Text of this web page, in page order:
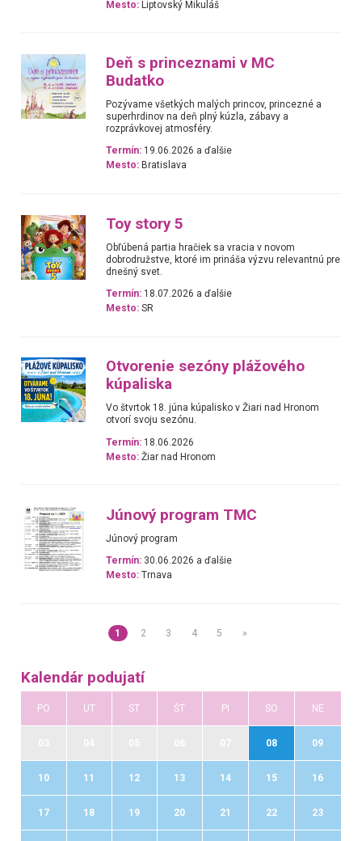
Mesto: Liptovský Mikuláš
Deň s princeznami v MC
Budatko
Pozývame všetkých malých princov, princezné a
superhrdinov na deň plný kúzla, zábavy a
rozprávkovej atmosféry.
Termín: 19.06.2026 a ďalšie
Mesto: Bratislava
Toy story 5
Obľúbená partia hračiek sa vracia v novom
dobrodružstve, ktoré im prináša výzvu relevantnú pre
dnešný svet.
Termín: 18.07.2026 a ďalšie
Mesto: SR
Otvorenie sezóny plážového
kúpaliska
Vo štvrtok 18. júna kúpalisko v Žiari nad Hronom
otvorí svoju sezónu.
Termín: 18.06.2026
Mesto: Žiar nad Hronom
Júnový program TMC
Júnový program
Termín: 30.06.2026 a ďalšie
Mesto: Trnava
1 2 3 4 5 »
Kalendár podujatí
PO UT ST ŠT PI SO NE
08 09
10 11 12 13 14 15 16
17 18 19 20 21 22 23